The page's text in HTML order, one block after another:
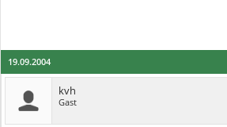
19.09.2004
kvh
Gast